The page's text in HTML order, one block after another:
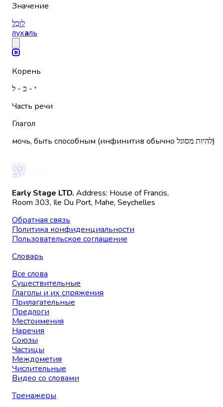
Значение
לוּכַל
лухаль
Корень
י - כ - ל
Часть речи
Глагол
мочь, быть способным (инфинитив обычно להיות מסוגל)
Early Stage LTD. Address: House of Francis,
Room 303, Ile Du Port, Mahe, Seychelles
Обратная связь
Политика конфиденциальности
Пользовательское соглашение
Словарь
Все слова
Существительные
Глаголы и их спряжения
Прилагательные
Предлоги
Местоимения
Наречия
Союзы
Частицы
Междометия
Числительные
Видео со словами
Тренажеры